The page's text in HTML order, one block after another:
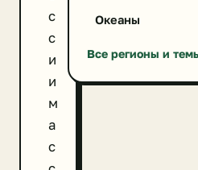
с
с
и
и
м
а
с
Океаны
Все регионы и